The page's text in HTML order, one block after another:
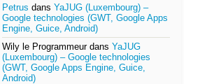
Petrus dans YaJUG (Luxembourg) –
Google technologies (GWT, Google Apps
Engine, Guice, Android)
Wily le Programmeurdans YaJUG
(Luxembourg) – Google technologies
(GWT, Google Apps Engine, Guice,
Android)